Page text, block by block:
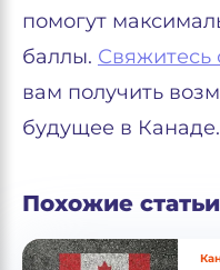
помогут
баллы. Свяжитесь
вам получить
будущее в Канаде.
Похожие статьи